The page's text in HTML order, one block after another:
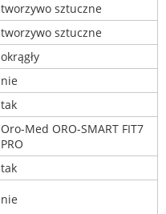
tworzywo sztuczne
tworzywo sztuczne
okrągły
nie
tak
Oro-Med ORO-SMART FIT7
PRO
tak
nie